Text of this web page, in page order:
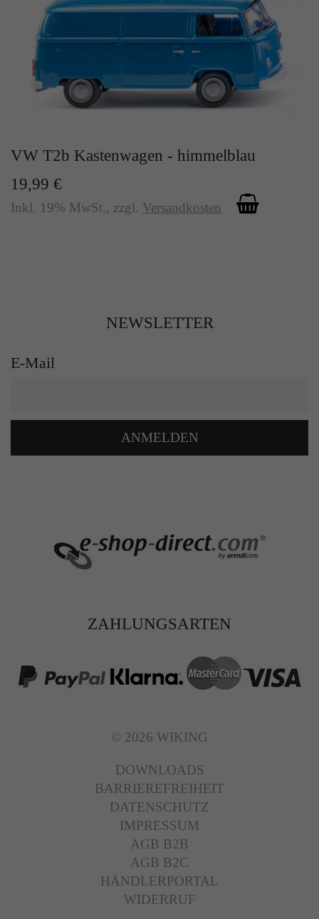
VW T2b Kastenwagen - himmelblau
19,99 €
Inkl. 19% MwSt., zzgl. Versandkosten
NEWSLETTER
E-Mail
ANMELDEN
ZAHLUNGSARTEN
© 2026 WIKING
DOWNLOADS
BARRIEREFREIHEIT
DATENSCHUTZ
IMPRESSUM
AGB B2B
AGB B2C
HÄNDLERPORTAL
WIDERRUF